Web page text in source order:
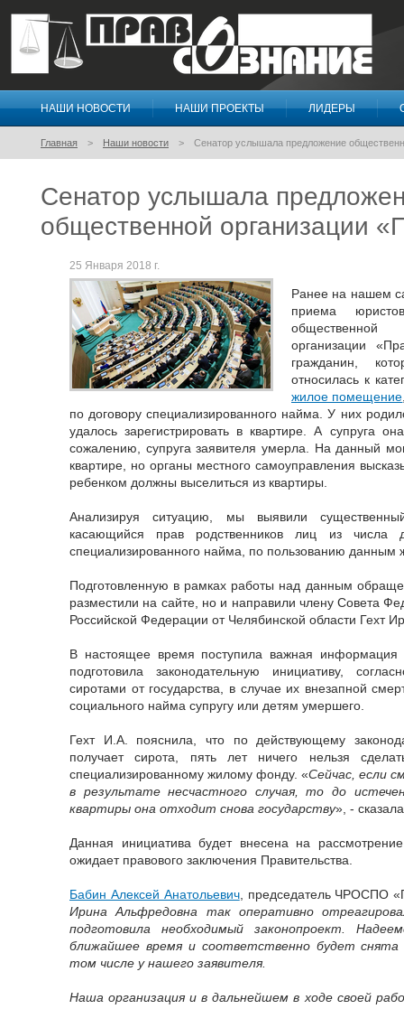
Правосознание
НАШИ НОВОСТИ НАШИ ПРОЕКТЫ ЛИДЕРЫ
Главная Наши новости Сенатор услышала предложение
Сенатор услышала
общественной организации
25 Января 2018 г.
Ранее на нашем
приема
общественной
организации
гражданин,
относилась к
жилое помещение
по договору специализированного найма. У них
удалось зарегистрировать в квартире. А супруга
сожалению, супруга заявителя умерла. На данный
квартире, но органы местного самоуправления
ребенком должны выселиться из квартиры.
Анализируя ситуацию, мы выявили
касающийся прав родственников лиц из числа
специализированного найма, по пользованию данным
Подготовленную в рамках работы над данным
разместили на сайте, но и направили члену Совета
Российской Федерации от Челябинской области Гехт
В настоящее время поступила важная
подготовила законодательную инициативу,
сиротами от государства, в случае их внезапной
социального найма супругу или детям умершего.
Гехт И.А. пояснила, что по действующему
получает сирота, пять лет ничего нельзя
специализированному жилому фонду. «Сейчас, если
в результате несчастного случая, то до
квартиры она отходит снова государству», -
Данная инициатива будет внесена на
ожидает правового заключения Правительства.
Бабин Алексей Анатольевич, председатель ЧРОСПО
Ирина Альфредовна так оперативно
подготовила необходимый законопроект.
ближайшее время и соответственно будет снята
том числе у нашего заявителя.
Наша организация и в дальнейшем в ходе своей